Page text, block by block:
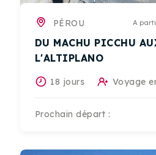
PÉROU A
DU MACHU PICCHU
L'ALTIPLANO
18 jours Voyage
Prochain départ :